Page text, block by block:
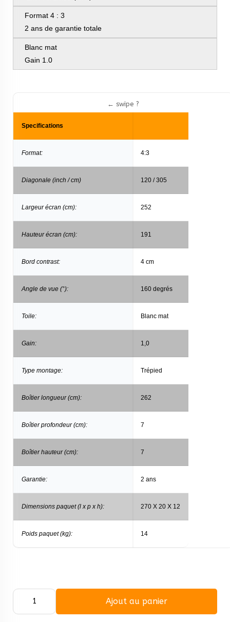
Format 4 : 3
2 ans de garantie totale
Blanc mat
Gain 1.0
Specifications
Format: 4:3
Diagonale (inch / cm) 120 / 305
Largeur écran (cm): 252
Hauteur écran (cm): 191
Bord contrast: 4 cm
Angle de vue (°): 160 degrés
Toile: Blanc mat
Gain: 1,0
Type montage: Trépied
Boîtier longueur (cm): 262
Boîtier profondeur (cm): 7
Boîtier hauteur (cm): 7
Garantie: 2 ans
Dimensions paquet (l x p x h): 270 X 20 X 12
Poids paquet (kg): 14
Ajout au panier